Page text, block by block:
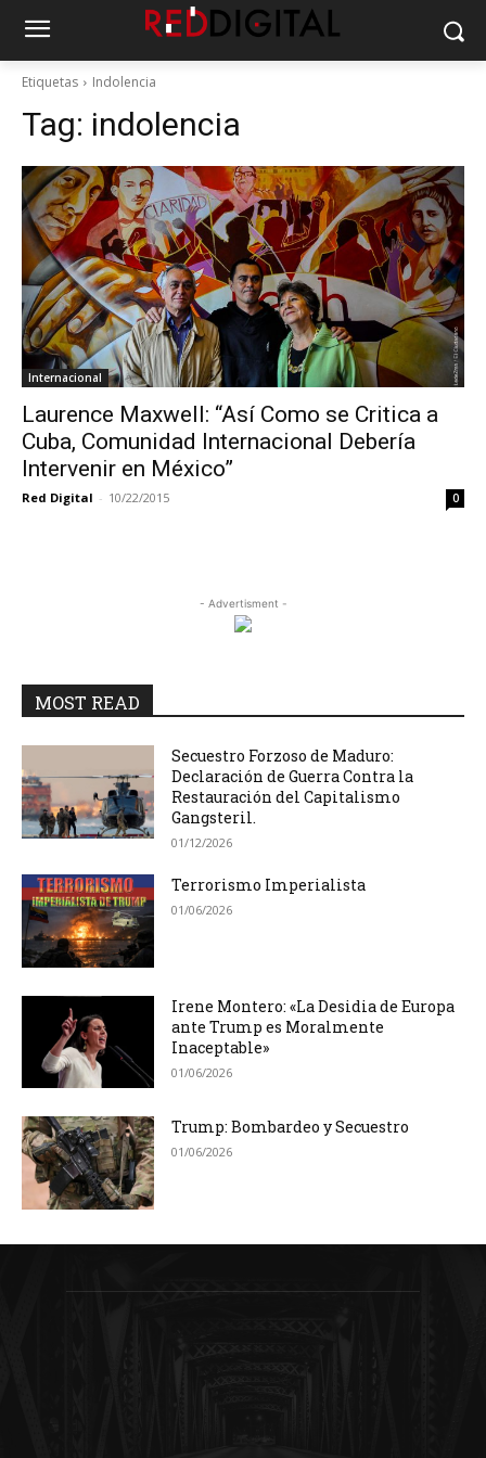
Etiquetas Indolencia
Tag: indolencia
Internacional
Laurence Maxwell: “Así Como se Critica a
Cuba, Comunidad Internacional Debería
Intervenir en México”
Red Digital - 10/22/2015 0
- Advertisment -
MOST READ
Secuestro Forzoso de Maduro:
Declaración de Guerra Contra la
Restauración del Capitalismo
Gangsteril.
01/12/2026
Terrorismo Imperialista
01/06/2026
Irene Montero: «La Desidia de Europa
ante Trump es Moralmente
Inaceptable»
01/06/2026
Trump: Bombardeo y Secuestro
01/06/2026